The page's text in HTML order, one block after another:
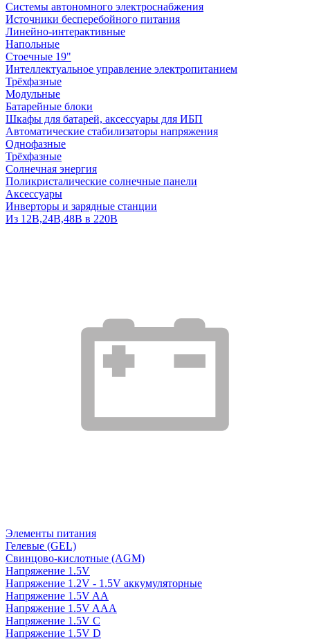
Системы автономного электроснабжения
Источники бесперебойного питания
Линейно-интерактивные
Напольные
Стоечные 19"
Интеллектуальное управление электропитанием
Трёхфазные
Модульные
Батарейные блоки
Шкафы для батарей, аксессуары для ИБП
Автоматические стабилизаторы напряжения
Однофазные
Трёхфазные
Солнечная энергия
Поликристалические солнечные панели
Аксессуары
Инверторы и зарядные станции
Из 12В,24В,48В в 220В
Элементы питания
Гелевые (GEL)
Свинцово-кислотные (AGM)
Напряжение 1.5V
Напряжение 1.2V - 1.5V аккумуляторные
Напряжение 1.5V AA
Напряжение 1.5V AAA
Напряжение 1.5V C
Напряжение 1.5V D